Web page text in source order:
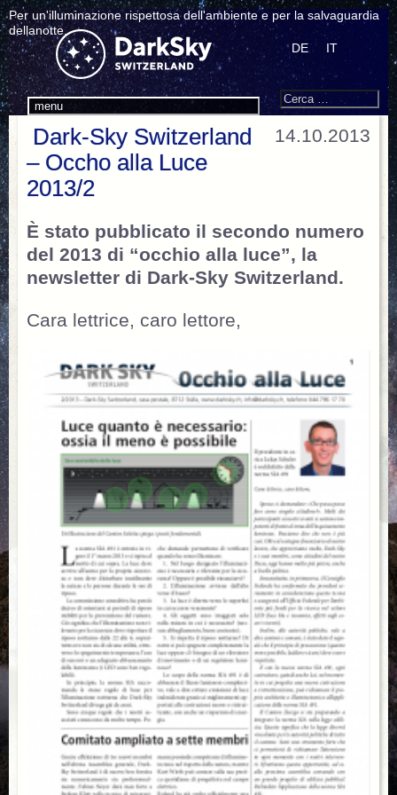
Per un'illuminazione rispettosa dell'ambiente e per la salvaguardia
dellanotte.
menu
DE IT
Search
Cerca:
14.10.2013
Dark-Sky Switzerland
– Occho alla Luce
2013/2
È stato pubblicato il secondo numero
del 2013 di “occhio alla luce”, la
newsletter di Dark-Sky Switzerland.
Cara lettrice, caro lettore,